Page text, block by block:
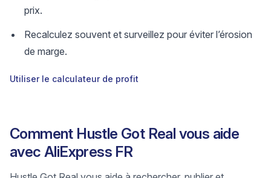
prix.
Recalculez souvent et surveillez pour éviter l’érosion
de marge.
Utiliser le calculateur de profit
Comment Hustle Got Real vous aide
avec AliExpress FR